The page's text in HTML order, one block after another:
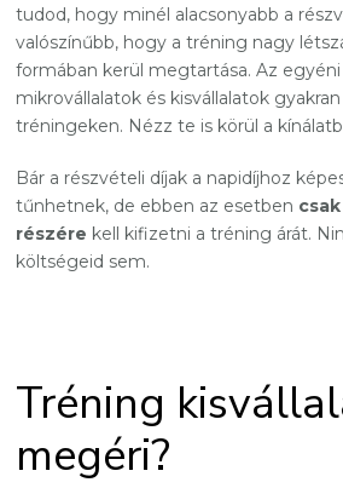
tudod, hogy minél alacsonyabb a
valószínűbb, hogy a tréning nagy
formában kerül megtartása. Az egyéni
mikrovállalatok és kisvállalatok
tréningeken. Nézz te is körül a
Bár a részvételi díjak a napidíjhoz
tűnhetnek, de ebben az esetben
részére kell kifizetni a tréning árát.
költségeid sem.
Tréning
megéri?